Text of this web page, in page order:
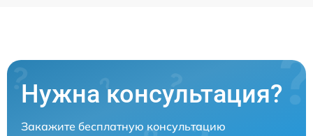
Нужна консультация?
Закажите бесплатную консультацию